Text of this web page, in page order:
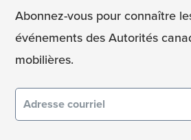
Abonnez-vous pour connaître
événements des Autorités
mobilières.
Courriel
(obligatoire)